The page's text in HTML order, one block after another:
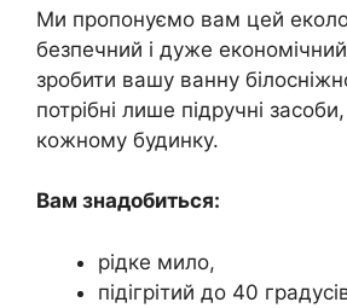
Ми пропонуємо вам цей
безпечний і дуже
зробити вашу ванну
потрібні лише підручні
кожному будинку.
Вам знадобиться:
рідке мило,
підігрітий до 40